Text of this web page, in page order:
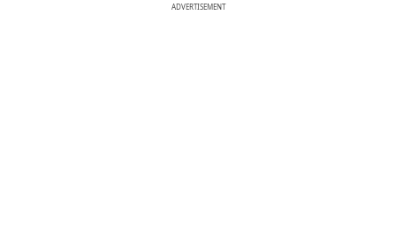
ADVERTISEMENT